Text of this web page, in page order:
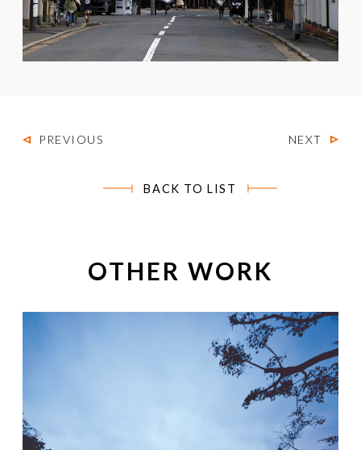
PREVIOUS
BACK TO LIST
NEXT
OTHER WORK